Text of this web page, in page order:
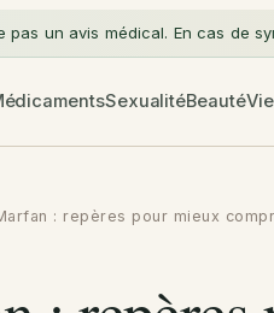
pas un avis médical. En cas de
SexualitéBeauté
: repères pour mieux